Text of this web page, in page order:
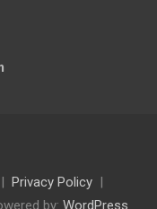
Privacy Policy
by: WordPress